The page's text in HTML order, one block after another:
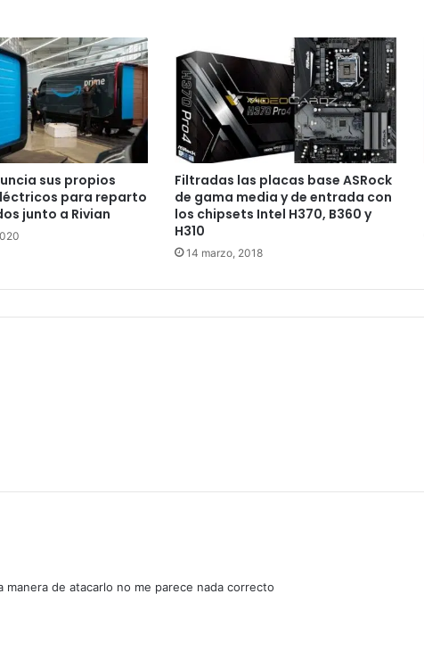
sus propios
para reparto
junto a Rivian
Filtradas las placas base ASRock
de gama media y de entrada con
los chipsets Intel H370, B360 y
H310
14 marzo, 2018
de atacarlo no me parece nada correcto